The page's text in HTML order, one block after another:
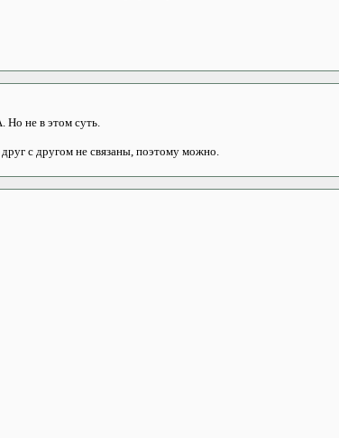
не в этом суть.
с другом не связаны, поэтому можно.